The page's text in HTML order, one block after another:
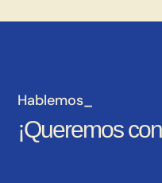
Hablemos_
¡Queremos